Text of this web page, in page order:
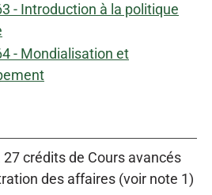
- Introduction à la politique
- Mondialisation et
crédits de Cours avancés
des affaires (voir note 1)